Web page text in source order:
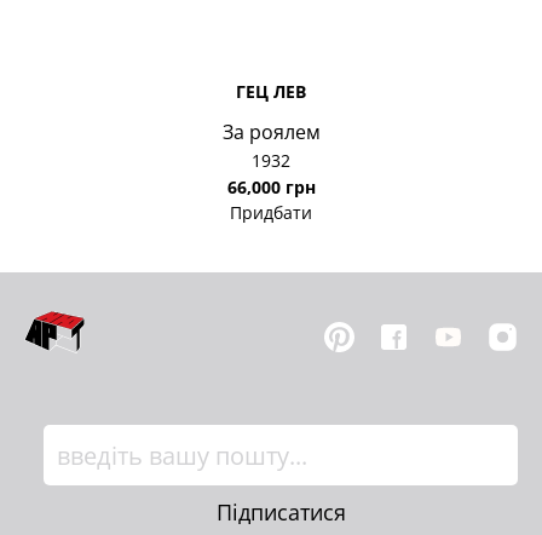
ГЕЦ ЛЕВ
За роялем
1932
66,000 грн
Придбати
Підписатися